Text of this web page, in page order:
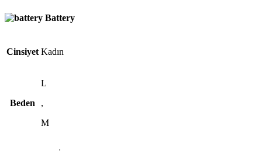
Battery
Cinsiyet Kadın
Beden
L
,
M